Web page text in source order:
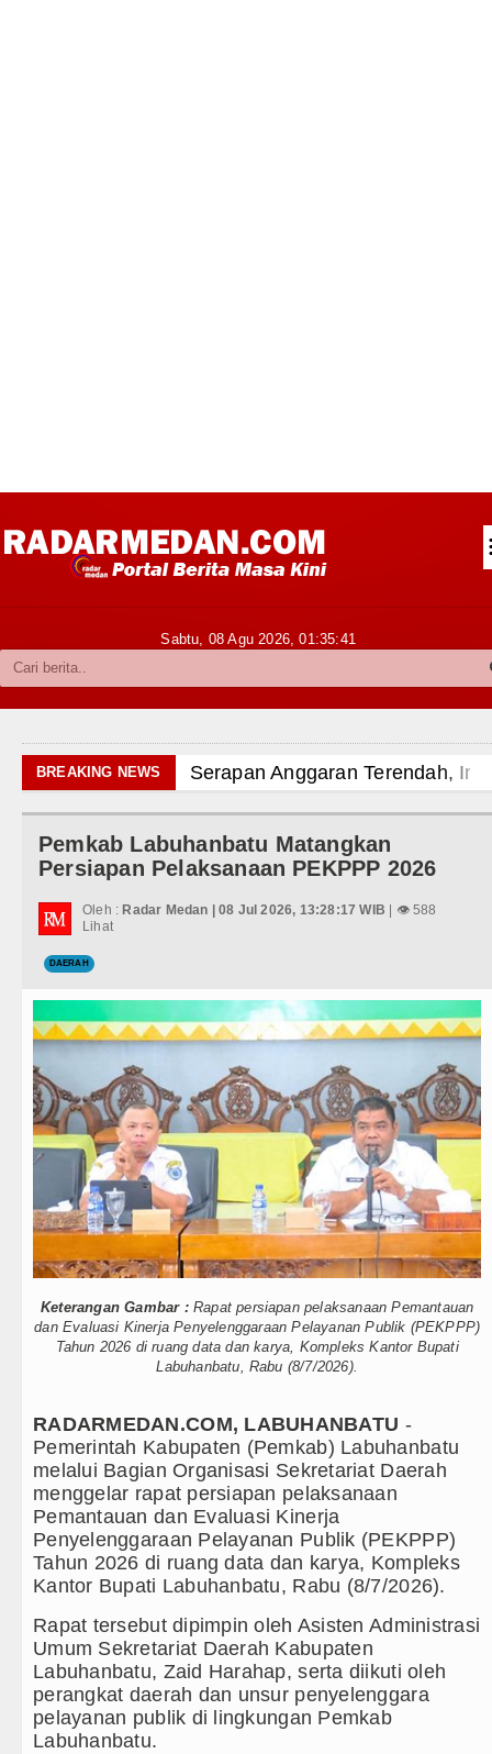
Kabupaten Karo
Politik
Olahraga
Internasional
Wisata
TIPS dan TRIK
+ Lainnya
Video
Kesehatan
Kuliner
Sabtu, 08 Agu 2026,01:35:42
BREAKING NEWSSerapan Anggaran Terendah,
Gubernur Bobby Nasution Siapkan
Tujuh Tewas dalam Penembakan
Bayern Munich Menang Tipis Atas
Dewan Usul BUMD Sumut Kelola
Dugaan Penyimpangan Dana BOS
Risiko Tertular HIV/AIDS Melalui
Liverpool vs Monaco Laga
Manchester City vs Atletico Madrid
Serapan Anggaran Terendah,
Gubernur Bobby Nasution Siapkan
Tujuh Tewas dalam Penembakan
Bayern Munich Menang Tipis Atas
Masyarakat Desak APH Bongkar
Dewan Usul BUMD Sumut Kelola
Dugaan Penyimpangan Dana BOS
Risiko Tertular HIV/AIDS Melalui
Liverpool vs Monaco Laga
Manchester City vs Atletico Madrid
Serapan Anggaran Terendah,
Gubernur Bobby Nasution Siapkan
Pemkab Labuhanbatu Matangkan
Persiapan Pelaksanaan PEKPPP 2026
Oleh : Radar Medan | 08 Jul 2026, 13:28:17 WIB | 👁 588
Lihat
DAERAH
Keterangan Gambar :Rapat persiapan pelaksanaan Pemantauan
dan Evaluasi Kinerja Penyelenggaraan Pelayanan Publik (PEKPPP)
Tahun 2026 di ruang data dan karya, Kompleks Kantor Bupati
Labuhanbatu, Rabu (8/7/2026).
RADARMEDAN.COM, LABUHANBATU -
Pemerintah Kabupaten (Pemkab) Labuhanbatu
melalui Bagian Organisasi Sekretariat Daerah
menggelar rapat persiapan pelaksanaan
Pemantauan dan Evaluasi Kinerja
Penyelenggaraan Pelayanan Publik (PEKPPP)
Tahun 2026 di ruang data dan karya, Kompleks
Kantor Bupati Labuhanbatu, Rabu (8/7/2026).
Rapat tersebut dipimpin oleh Asisten Administrasi
Umum Sekretariat Daerah Kabupaten
Labuhanbatu, Zaid Harahap, serta diikuti oleh
perangkat daerah dan unsur penyelenggara
pelayanan publik di lingkungan Pemkab
Labuhanbatu.